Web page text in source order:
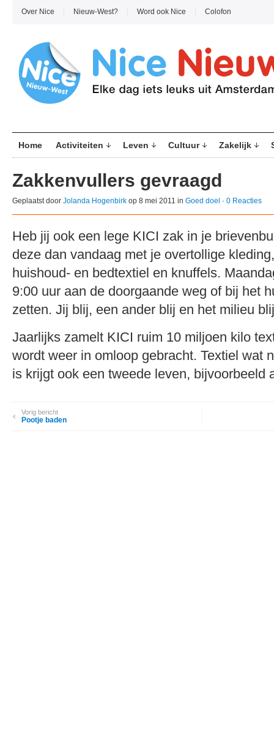
Over Nice Nieuw-West? Word ook Nice Colofon
Home Activiteiten Leven Cultuur Zakelijk
Zakkenvullers gevraagd
Geplaatst door Jolanda Hogenbirk op 8 mei 2011 in Goed doel · 0 Reacties
Heb jij ook een lege KICI zak in je
deze dan vandaag met je overtollige
huishoud- en bedtextiel en knuffels.
9:00 uur aan de doorgaande weg of bij het
zetten. Jij blij, een ander blij en het milieu
Jaarlijks zamelt KICI ruim 10 miljoen kilo
wordt weer in omloop gebracht. Textiel wat
is krijgt ook een tweede leven, bijvoorbeeld
Vorig bericht
Pootje baden